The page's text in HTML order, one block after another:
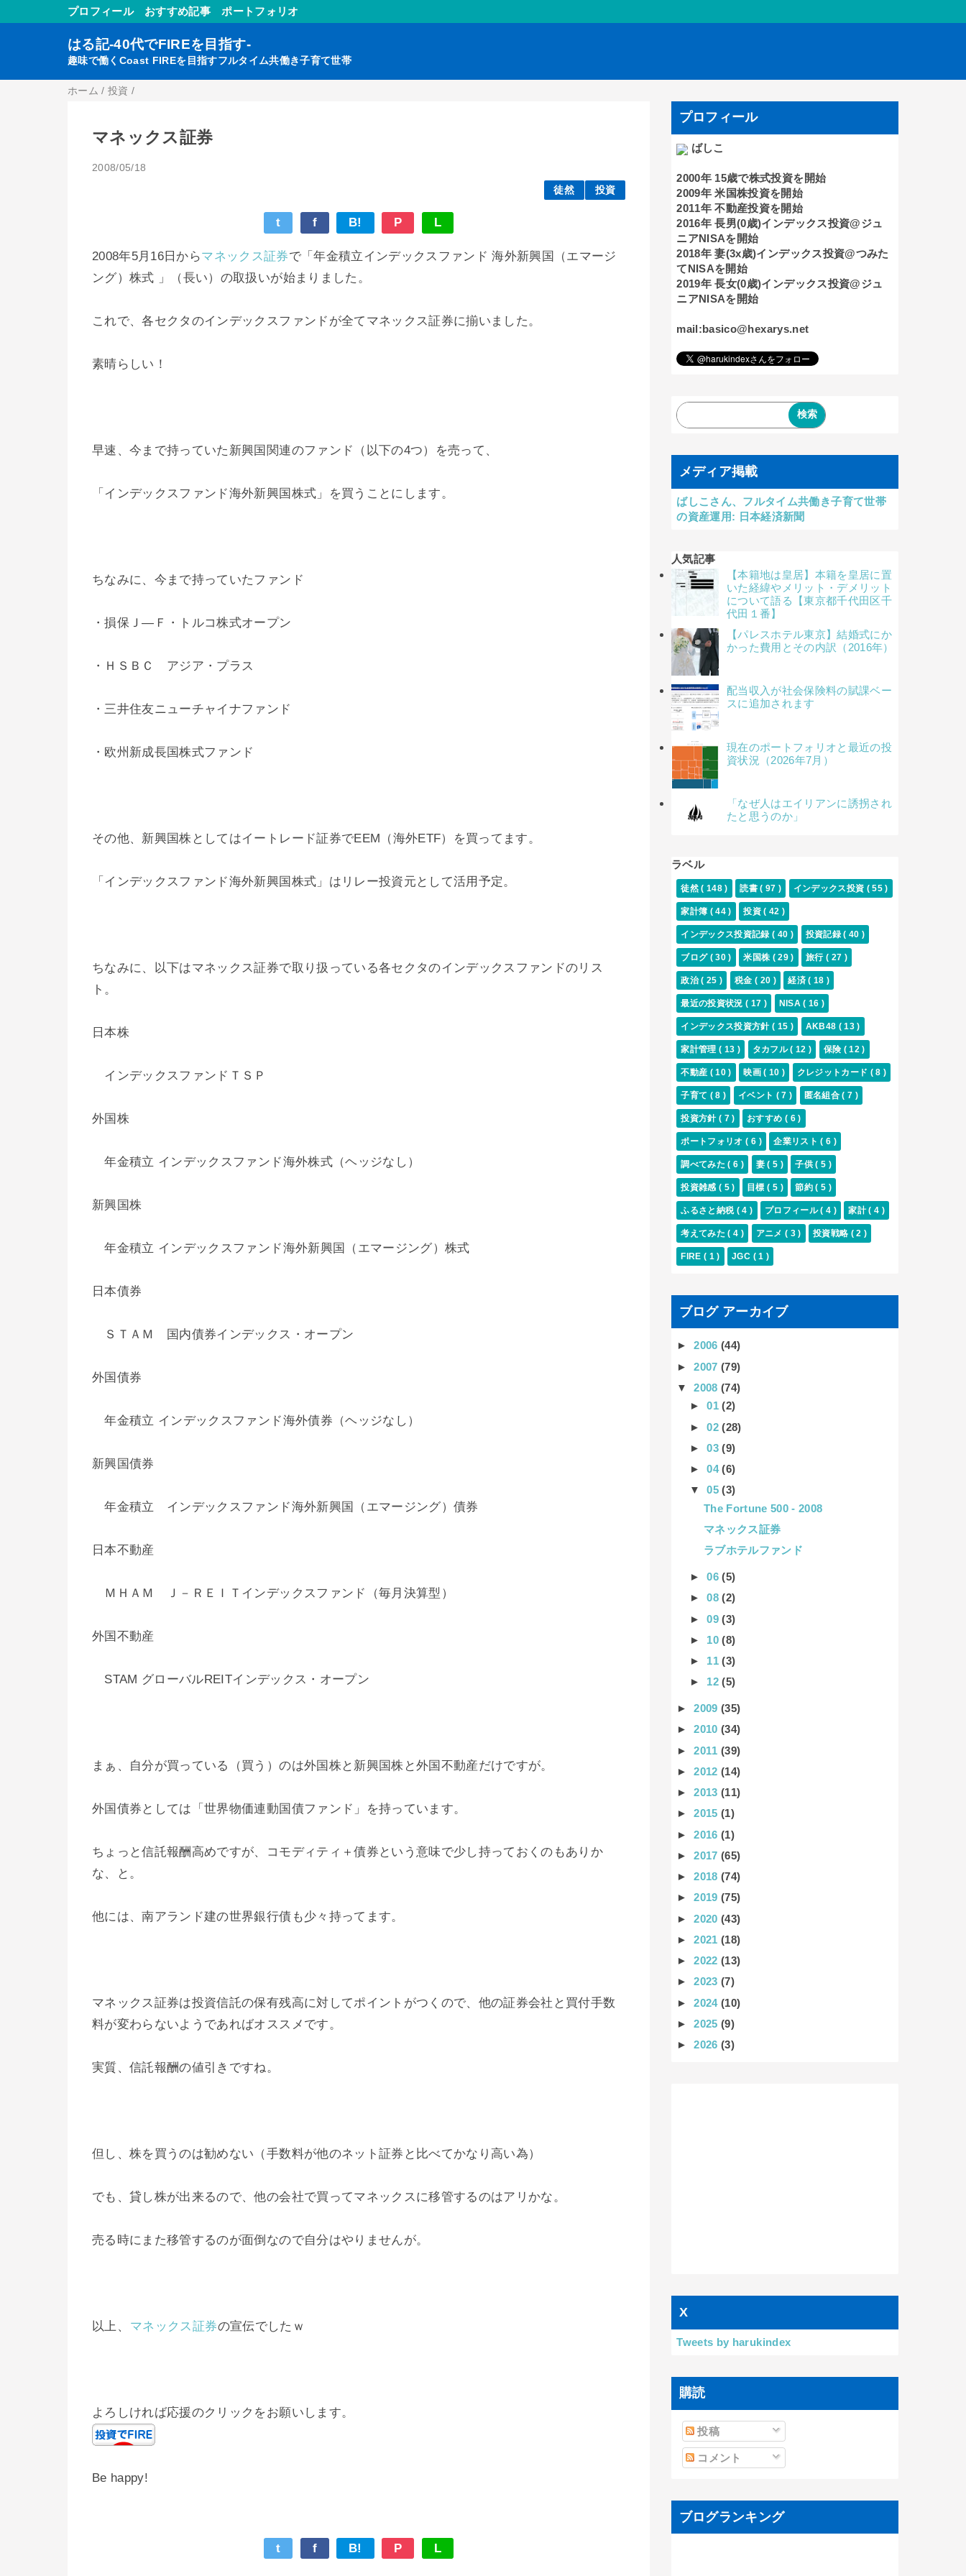
プロフィール おすすめ記事 ポートフォリオ
はる記-40代でFIREを目指す-
趣味で働くCoast FIREを目指すフルタイム共働き子育て世帯
ホーム /投資 /
マネックス証券
2008/05/18
徒然 投資
t f B! P L
2008年5月16日からマネックス証券で「年金積立インデックスファンド 海外新興国（エマージ
ング）株式 」（長い）の取扱いが始まりました。
これで、各セクタのインデックスファンドが全てマネックス証券に揃いました。
素晴らしい！
早速、今まで持っていた新興国関連のファンド（以下の4つ）を売って、
「インデックスファンド海外新興国株式」を買うことにします。
ちなみに、今まで持っていたファンド
・損保Ｊ―Ｆ・トルコ株式オープン
・ＨＳＢＣ アジア・プラス
・三井住友ニューチャイナファンド
・欧州新成長国株式ファンド
その他、新興国株としてはイートレード証券でEEM（海外ETF）を買ってます。
「インデックスファンド海外新興国株式」はリレー投資元として活用予定。
ちなみに、以下はマネックス証券で取り扱っている各セクタのインデックスファンドのリス
ト。
日本株
インデックスファンドＴＳＰ
外国株
年金積立 インデックスファンド海外株式（ヘッジなし）
新興国株
年金積立 インデックスファンド海外新興国（エマージング）株式
日本債券
ＳＴＡＭ 国内債券インデックス・オープン
外国債券
年金積立 インデックスファンド海外債券（ヘッジなし）
新興国債券
年金積立 インデックスファンド海外新興国（エマージング）債券
日本不動産
ＭＨＡＭ Ｊ－ＲＥＩＴインデックスファンド（毎月決算型）
外国不動産
STAM グローバルREITインデックス・オープン
まぁ、自分が買っている（買う）のは外国株と新興国株と外国不動産だけですが。
外国債券としては「世界物価連動国債ファンド」を持っています。
ちょっと信託報酬高めですが、コモディティ＋債券という意味で少し持っておくのもありか
な、と。
他には、南アランド建の世界銀行債も少々持ってます。
マネックス証券は投資信託の保有残高に対してポイントがつくので、他の証券会社と買付手数
料が変わらないようであればオススメです。
実質、信託報酬の値引きですね。
但し、株を買うのは勧めない（手数料が他のネット証券と比べてかなり高い為）
でも、貸し株が出来るので、他の会社で買ってマネックスに移管するのはアリかな。
売る時にまた移管するのが面倒なので自分はやりませんが。
以上、 マネックス証券の宣伝でしたｗ
よろしければ応援のクリックをお願いします。
Be happy!
t f B! P L
プロフィール
ばしこ
2000年 15歳で株式投資を開始
2009年 米国株投資を開始
2011年 不動産投資を開始
2016年 長男(0歳)インデックス投資@ジュ
ニアNISAを開始
2018年 妻(3x歳)インデックス投資@つみた
てNISAを開始
2019年 長女(0歳)インデックス投資@ジュ
ニアNISAを開始
mail:basico@hexarys.net
メディア掲載
ばしこさん、フルタイム共働き子育て世帯
の資産運用: 日本経済新聞
人気記事
【本籍地は皇居】本籍を皇居に置
いた経緯やメリット・デメリット
について語る【東京都千代田区千
代田１番】
【パレスホテル東京】結婚式にか
かった費用とその内訳（2016年）
配当収入が社会保険料の賦課ベー
スに追加されます
現在のポートフォリオと最近の投
資状況（2026年7月）
「なぜ人はエイリアンに誘拐され
たと思うのか」
ラベル
徒然( 148 ) 読書( 97 ) インデックス投資 ( 55 )
家計簿 ( 44 ) 投資( 42 )
インデックス投資記録( 40 ) 投資記録( 40 )
ブログ ( 30 ) 米国株 ( 29 ) 旅行 ( 27 )
政治( 25 ) 税金 ( 20 ) 経済( 18 )
最近の投資状況( 17 ) NISA( 16 )
インデックス投資方針( 15 ) AKB48 ( 13 )
家計管理( 13 ) タカフル( 12 ) 保険 ( 12 )
不動産 ( 10 ) 映画( 10 ) クレジットカード ( 8 )
子育て ( 8 ) イベント ( 7 ) 匿名組合( 7 )
投資方針( 7 ) おすすめ ( 6 )
ポートフォリオ( 6 ) 企業リスト( 6 )
調べてみた( 6 ) 妻( 5 ) 子供( 5 )
投資雑感( 5 ) 目標( 5 ) 節約( 5 )
ふるさと納税 ( 4 ) プロフィール( 4 ) 家計( 4 )
考えてみた( 4 ) アニメ ( 3 ) 投資戦略 ( 2 )
FIRE( 1 ) JGC ( 1 )
ブログ アーカイブ
►2006(44)
►2007(79)
▼2008(74)
►01(2)
►02(28)
►03(9)
►04(6)
▼05(3)
The Fortune 500 - 2008
マネックス証券
ラブホテルファンド
►06(5)
►08(2)
►09(3)
► 10(8)
► 11(3)
► 12(5)
►2009(35)
►2010(34)
►2011(39)
►2012(14)
►2013(11)
►2015(1)
►2016(1)
►2017(65)
►2018(74)
►2019(75)
►2020(43)
►2021(18)
►2022(13)
►2023(7)
►2024(10)
►2025(9)
►2026(3)
X
Tweets by harukindex
購読
投稿
コメント
ブログランキング